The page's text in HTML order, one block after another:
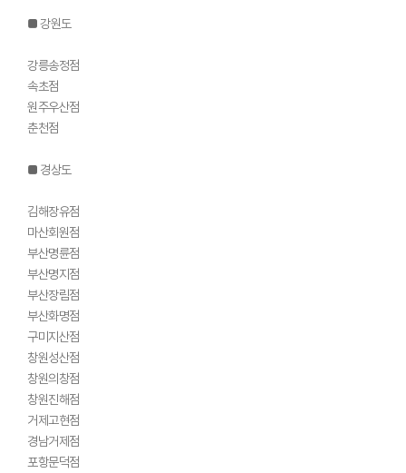
■ 강원도
강릉송정점
속초점
원주우산점
춘천점
■ 경상도
김해장유점
마산회원점
부산명륜점
부산명지점
부산장림점
부산화명점
구미지산점
창원성산점
창원의창점
창원진해점
거제고현점
경남거제점
포항문덕점